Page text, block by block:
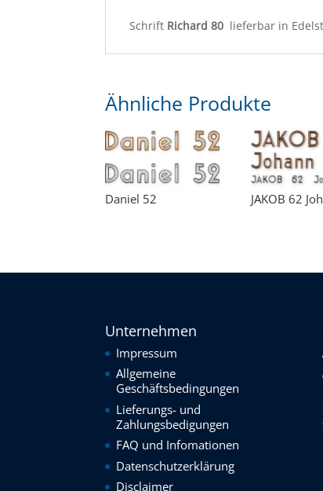
Schrift Richard 80 lieferbar in
Ähnliche Produkte
Daniel 52 JAKOB 62
Unternehmen
Impressum
Allgemeine
Geschäftsbedingungen
Lieferungs- und
Zahlungsbedigungen
FAQ und Infomationen
Datenschutzerklärung
Disclaimer